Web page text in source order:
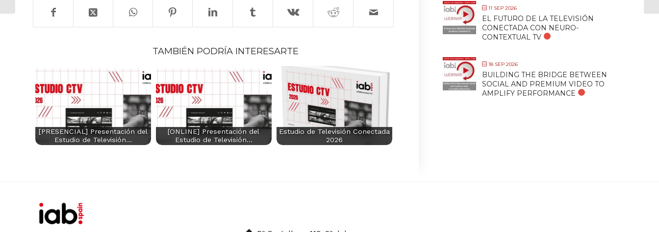
TAMBIÉN PODRÍA INTERESARTE
[PRESENCIAL] Presentación del
Estudio de Televisión…
[ONLINE] Presentación del
Estudio de Televisión…
Estudio de Televisión Conectada
2026
11 SEP 2026
EL FUTURO DE LA TELEVISIÓN
CONECTADA CON NEURO-
CONTEXTUAL TV
18 SEP 2026
BUILDING THE BRIDGE BETWEEN
SOCIAL AND PREMIUM VIDEO TO
AMPLIFY PERFORMANCE